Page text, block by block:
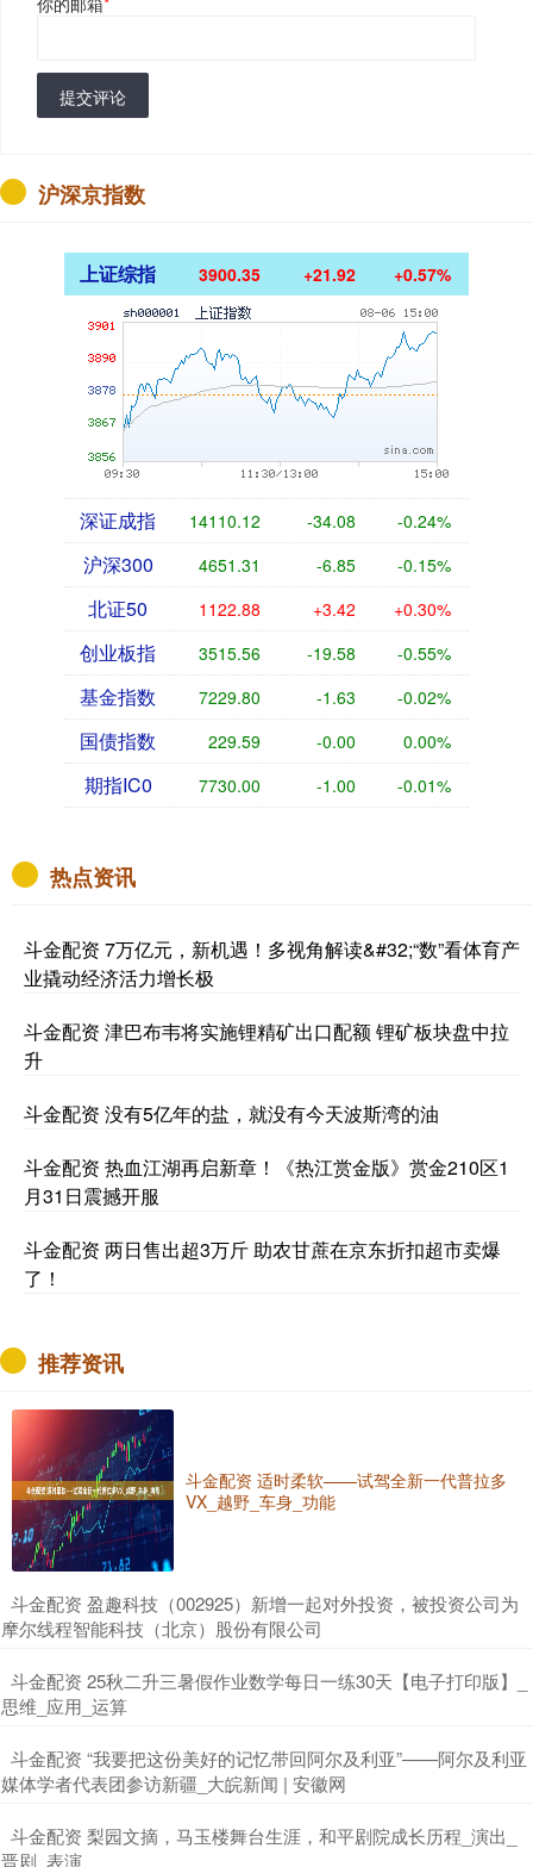
提交评论
沪深京指数
上证综指 3900.35 +21.92 +0.57%
深证成指 14110.12 -34.08 -0.24%
沪深300 4651.31 -6.85 -0.15%
北证50 1122.88 +3.42 +0.30%
创业板指 3515.56 -19.58 -0.55%
基金指数 7229.80 -1.63 -0.02%
国债指数 229.59 -0.00 0.00%
期指IC0 7730.00 -1.00 -0.01%
热点资讯
斗金配资 7万亿元，新机遇！多视角解读&#32;“数”看体育产
业撬动经济活力增长极
斗金配资 津巴布韦将实施锂精矿出口配额 锂矿板块盘中拉
升
斗金配资 没有5亿年的盐，就没有今天波斯湾的油
斗金配资 热血江湖再启新章！《热江赏金版》赏金210区1
月31日震撼开服
斗金配资 两日售出超3万斤 助农甘蔗在京东折扣超市卖爆
了！
推荐资讯
斗金配资 适时柔软——试驾全新一代普拉多
VX_越野_车身_功能
​斗金配资 盈趣科技（002925）新增一起对外投资，被投资公司为
摩尔线程智能科技（北京）股份有限公司
​斗金配资 25秋二升三暑假作业数学每日一练30天【电子打印版】_
思维_应用_运算
​斗金配资 “我要把这份美好的记忆带回阿尔及利亚”——阿尔及利亚
媒体学者代表团参访新疆_大皖新闻 | 安徽网
​斗金配资 梨园文摘，马玉楼舞台生涯，和平剧院成长历程_演出_
晋剧_表演